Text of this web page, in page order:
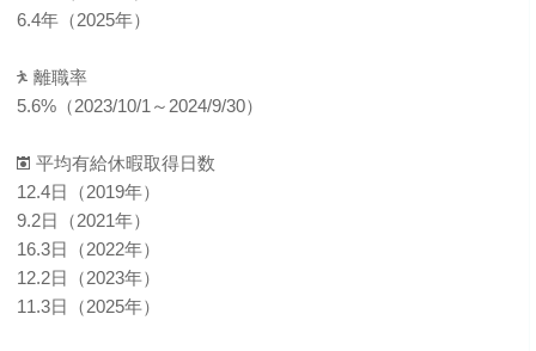
6.4年（2025年）
離職率
5.6%（2023/10/1～2024/9/30）
平均有給休暇取得日数
12.4日（2019年）
9.2日（2021年）
16.3日（2022年）
12.2日（2023年）
11.3日（2025年）